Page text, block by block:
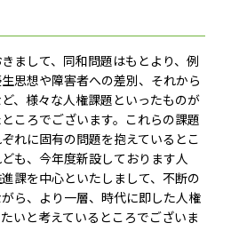
まして、同和問題はもとより、例
思想や障害者への差別、それから
、様々な人権課題といったものが
ころでございます。これらの課題
れに固有の問題を抱えているとこ
も、今年度新設しております人
課を中心といたしまして、不断の
ら、より一層、時代に即した人権
いと考えているところでございま